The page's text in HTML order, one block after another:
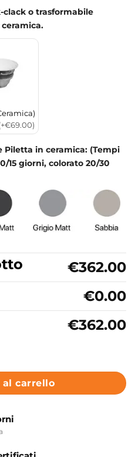
o trasformabile
Piletta in ceramica: (Tempi
15 giorni, colorato 20/30
€362.00
€0.00
€362.00
65x45 cm Collezione
carrello